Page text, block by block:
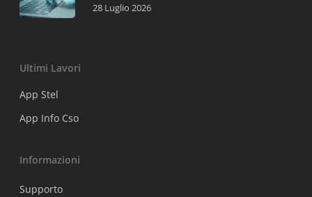
28 Luglio 2026
Ultimi Lavori
App Stel
App Info Cso
Informazioni
Supporto